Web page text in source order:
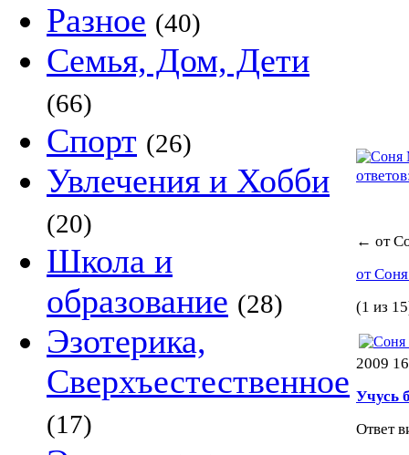
Разное (40)
Семья, Дом, Дети
(66)
Спорт (26)
Увлечения и Хобби
(20)
Школа и
образование (28)
Эзотерика,
Сверхъестественное
(17)
← от
от
(1 из
2009
Учусь
Ответ